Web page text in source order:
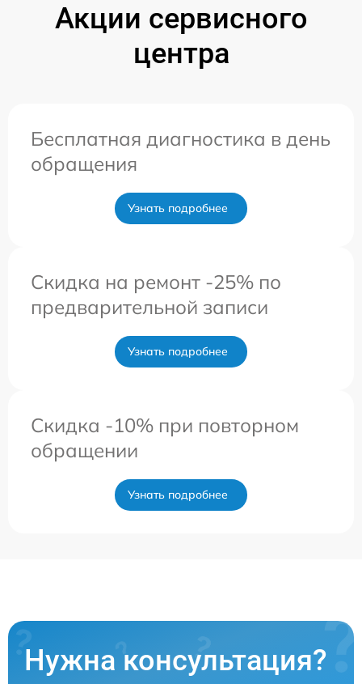
Акции сервисного
центра
Бесплатная диагностика в день
обращения
Узнать подробнее
Скидка на ремонт -25% по
предварительной записи
Узнать подробнее
Скидка -10% при повторном
обращении
Узнать подробнее
Нужна консультация?